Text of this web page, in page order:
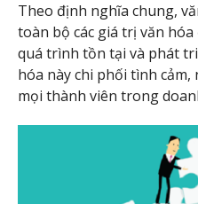
Theo định nghĩa chung,
toàn bộ các giá trị văn
quá trình tồn tại và phát
hóa này chi phối tình cảm,
mọi thành viên trong